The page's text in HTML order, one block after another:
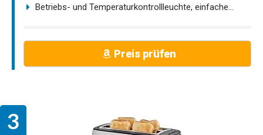
Betriebs- und Temperaturkontrollleuchte, einfache...
Preis prüfen